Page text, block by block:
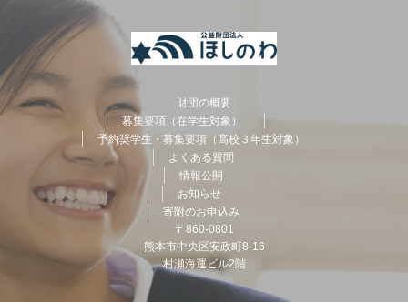
財団の概要
募集要項（在学生対象）
予約奨学生・募集要項（高校３年生対象）
よくある質問
情報公開
お知らせ
寄附のお申込み
〒860-0801
熊本市中央区安政町8-16
村瀬海運ビル2階